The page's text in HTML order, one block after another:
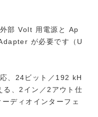
部 Volt 用電源と Ap
が必要です（U
、24ビット／192 kH
る、2イン／2アウト仕
ディオインターフェ